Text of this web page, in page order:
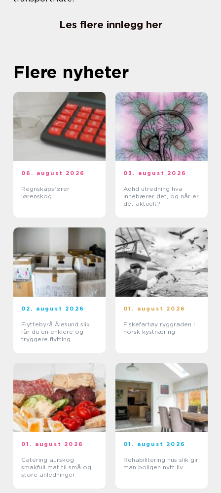
Les flere innlegg her
Flere nyheter
06. august 2026
Regnskapsfører
lørenskog
03. august 2026
Adhd utredning hva
innebærer det, og når er
det aktuelt?
02. august 2026
Flyttebyrå Ålesund slik
får du en enklere og
tryggere flytting
01. august 2026
Fiskefartøy ryggraden i
norsk kystnæring
01. august 2026
Catering aurskog
smakfull mat til små og
store anledninger
01. august 2026
Rehabilitering hus slik gir
man boligen nytt liv